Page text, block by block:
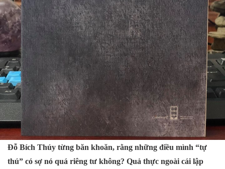
Đỗ Bích Thúy từng băn khoăn, rằng những điều mình “tự
thú” có sợ nó quá riêng tư không? Quả thực ngoài cái lập